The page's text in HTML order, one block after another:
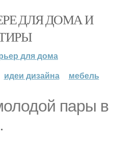
ДЛЯ ДОМА И
для дома
идеи дизайна мебель
пары в